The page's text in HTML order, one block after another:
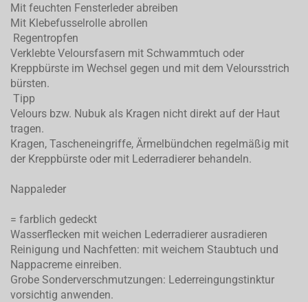
Mit feuchten Fensterleder abreiben
Mit Klebefusselrolle abrollen
Regentropfen
Verklebte Veloursfasern mit Schwammtuch oder
Kreppbürste im Wechsel gegen und mit dem Veloursstrich
bürsten.
Tipp
Velours bzw. Nubuk als Kragen nicht direkt auf der Haut
tragen.
Kragen, Tascheneingriffe, Ärmelbündchen regelmäßig mit
der Kreppbürste oder mit Lederradierer behandeln.
Nappaleder
= farblich gedeckt
Wasserflecken mit weichen Lederradierer ausradieren
Reinigung und Nachfetten: mit weichem Staubtuch und
Nappacreme einreiben.
Grobe Sonderverschmutzungen: Lederreingungstinktur
vorsichtig anwenden.